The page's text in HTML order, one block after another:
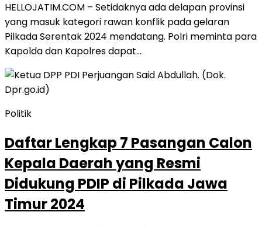
HELLOJATIM.COM – Setidaknya ada delapan provinsi
yang masuk kategori rawan konflik pada gelaran
Pilkada Serentak 2024 mendatang. Polri meminta para
Kapolda dan Kapolres dapat…
Politik
Daftar Lengkap 7 Pasangan Calon
Kepala Daerah yang Resmi
Didukung PDIP di Pilkada Jawa
Timur 2024